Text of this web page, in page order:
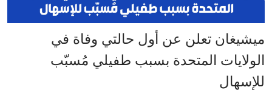
ميشيغان تعلن عن أول حالتي وفاة في
الولايات المتحدة بسبب طفيلي مُسبّب
للإسهال